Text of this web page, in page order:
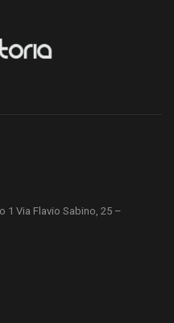
1 Via Flavio Sabino, 25 –